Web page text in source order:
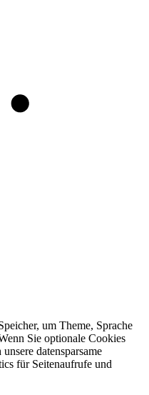
um Theme, Sprache
Sie optionale Cookies
datensparsame
für Seitenaufrufe und